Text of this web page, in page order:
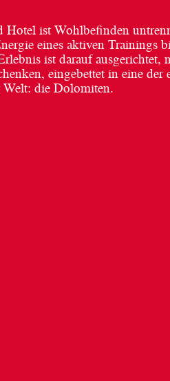
Hotel ist Wohlbefinden
eines aktiven Trainings
ist darauf ausgerichtet,
eingebettet in eine der
Welt: die Dolomiten.